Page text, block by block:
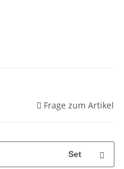
Frage zum Artikel
Set